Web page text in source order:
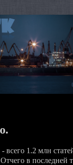
всего 1.2 млн
в последней